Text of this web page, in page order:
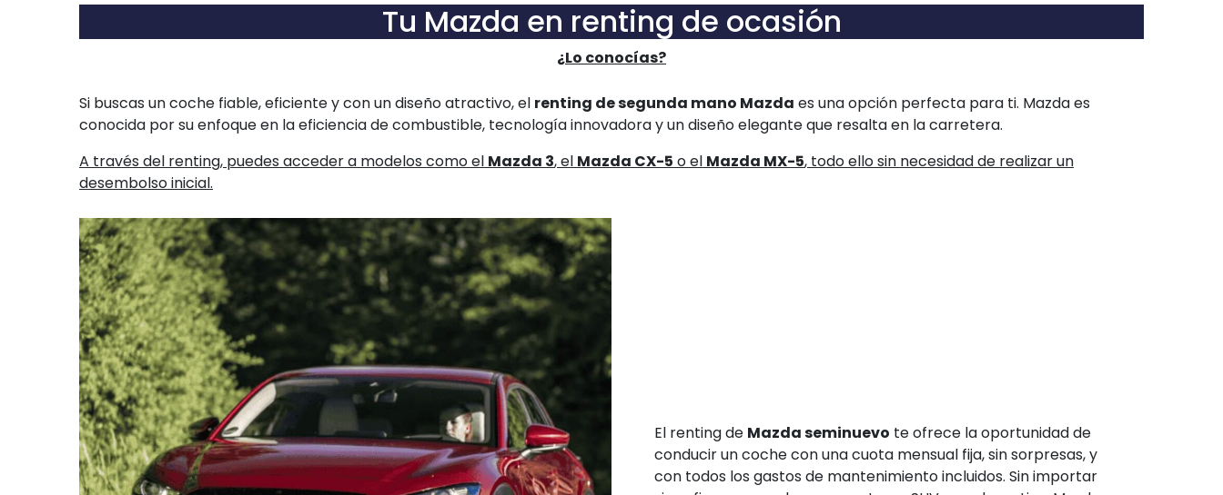
Tu Mazda en renting de ocasión
¿Lo conocías?
Si buscas un coche fiable, eficiente y con un diseño atractivo, el renting de segunda mano Mazda es una opción perfecta para ti. Mazda es
conocida por su enfoque en la eficiencia de combustible, tecnología innovadora y un diseño elegante que resalta en la carretera.
A través del renting, puedes acceder a modelos como el Mazda 3, el Mazda CX-5 o el Mazda MX-5, todo ello sin necesidad de realizar un
desembolso inicial.
El renting de Mazda seminuevo te ofrece la oportunidad de
conducir un coche con una cuota mensual fija, sin sorpresas, y
con todos los gastos de mantenimiento incluidos. Sin importar